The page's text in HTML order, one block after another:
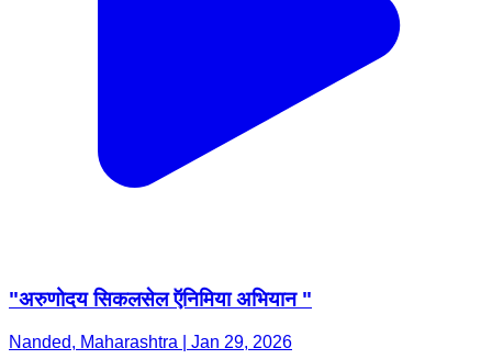
"अरुणोदय सिकलसेल ऍनिमिया अभियान "
Nanded, Maharashtra | Jan 29, 2026